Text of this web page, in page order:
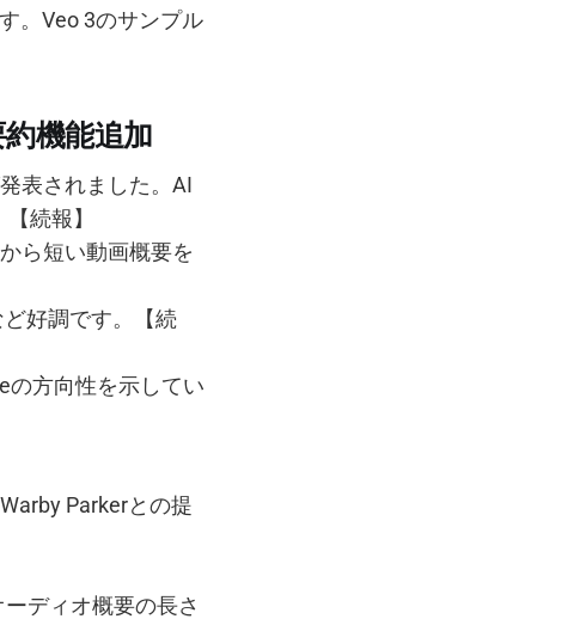
。Veo 3のサンプル
機能追加
表されました。AI
続報】
ら短い動画概要を
好調です。【続
の方向性を示してい
Parkerとの提
ディオ概要の長さ